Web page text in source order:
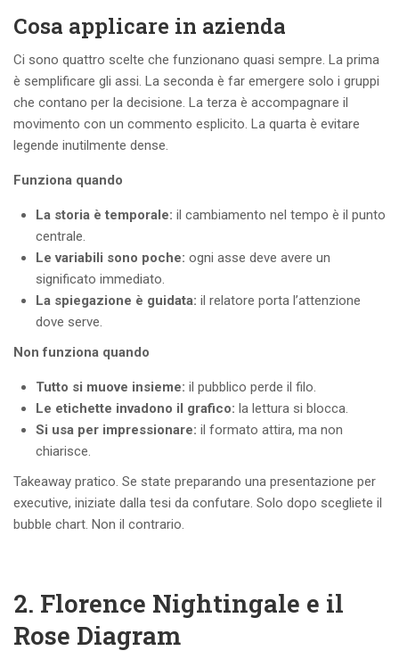
Cosa applicare in azienda
Ci sono quattro scelte che funzionano quasi sempre. La prima
è semplificare gli assi. La seconda è far emergere solo i gruppi
che contano per la decisione. La terza è accompagnare il
movimento con un commento esplicito. La quarta è evitare
legende inutilmente dense.
Funziona quando
La storia è temporale: il cambiamento nel tempo è il punto
centrale.
Le variabili sono poche: ogni asse deve avere un
significato immediato.
La spiegazione è guidata: il relatore porta l’attenzione
dove serve.
Non funziona quando
Tutto si muove insieme: il pubblico perde il filo.
Le etichette invadono il grafico: la lettura si blocca.
Si usa per impressionare: il formato attira, ma non
chiarisce.
Takeaway pratico. Se state preparando una presentazione per
executive, iniziate dalla tesi da confutare. Solo dopo scegliete il
bubble chart. Non il contrario.
2. Florence Nightingale e il
Rose Diagram